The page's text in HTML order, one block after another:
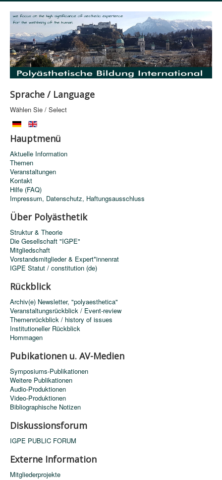
Sprache / Language
Wählen Sie / Select
Hauptmenü
Aktuelle Information
Themen
Veranstaltungen
Kontakt
Hilfe (FAQ)
Impressum, Datenschutz, Haftungsausschluss
Über Polyästhetik
Struktur & Theorie
Die Gesellschaft "IGPE"
Mitgliedschaft
Vorstandsmitglieder & Expert*innenrat
IGPE Statut / constitution (de)
Rückblick
Archiv(e) Newsletter, "polyaesthetica"
Veranstaltungsrückblick / Event-review
Themenrückblick / history of issues
Institutioneller Rückblick
Hommagen
Pubikationen u. AV-Medien
Symposiums-Publikationen
Weitere Publikationen
Audio-Produktionen
Video-Produktionen
Bibliographische Notizen
Diskussionsforum
IGPE PUBLIC FORUM
Externe Information
Mitgliederprojekte